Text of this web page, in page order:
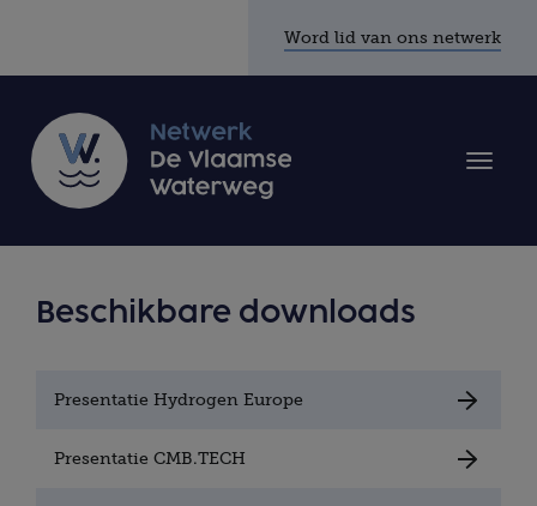
Word lid van ons netwerk
Toggle
Beschikbare downloads
Presentatie Hydrogen Europe
Presentatie CMB.TECH